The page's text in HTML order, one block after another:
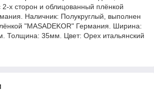
х сторон и облицованный плёнкой
Наличник: Полукруглый, выполнен
"MASADEKOR" Германия. Ширина:
Толщина: 35мм. Цвет: Орех итальянский